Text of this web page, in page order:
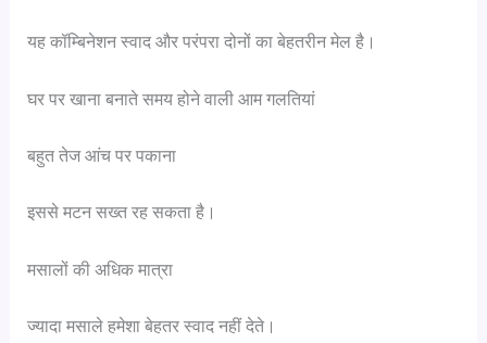
यह कॉम्बिनेशन स्वाद और परंपरा दोनों का बेहतरीन मेल है।
घर पर खाना बनाते समय होने वाली आम गलतियां
बहुत तेज आंच पर पकाना
इससे मटन सख्त रह सकता है।
मसालों की अधिक मात्रा
ज्यादा मसाले हमेशा बेहतर स्वाद नहीं देते।